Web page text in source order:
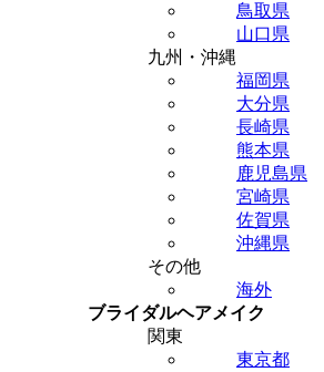
鳥取県
山口県
九州・沖縄
福岡県
大分県
長崎県
熊本県
鹿児島県
宮崎県
佐賀県
沖縄県
その他
海外
ブライダルヘアメイク
関東
東京都